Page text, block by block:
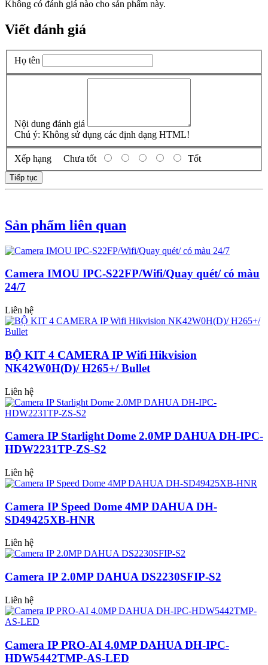
Không có đánh giá nào cho sản phẩm này.
Viết đánh giá
Họ tên
Nội dung đánh giá
Chú ý: Không sử dụng các định dạng HTML!
Xếp hạng Chưa tốt Tốt
Tiếp tục
Sản phẩm liên quan
Camera IMOU IPC-S22FP/Wifi/Quay quét/ có màu
24/7
Liên hệ
BỘ KIT 4 CAMERA IP Wifi Hikvision
NK42W0H(D)/ H265+/ Bullet
Liên hệ
Camera IP Starlight Dome 2.0MP DAHUA DH-IPC-
HDW2231TP-ZS-S2
Liên hệ
Camera IP Speed Dome 4MP DAHUA DH-
SD49425XB-HNR
Liên hệ
Camera IP 2.0MP DAHUA DS2230SFIP-S2
Liên hệ
Camera IP PRO-AI 4.0MP DAHUA DH-IPC-
HDW5442TMP-AS-LED